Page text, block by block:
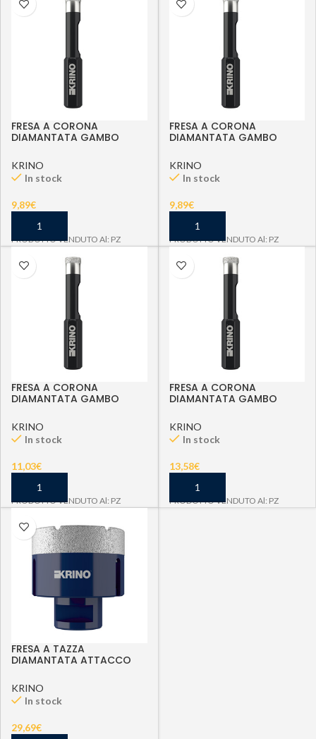
FRESA A CORONA
DIAMANTATA GAMBO
KRINO
In stock
9,89€
PRODOTTO VENDUTO Al: PZ
FRESA A CORONA
DIAMANTATA GAMBO
KRINO
In stock
9,89€
PRODOTTO VENDUTO Al: PZ
FRESA A CORONA
DIAMANTATA GAMBO
KRINO
In stock
11,03€
PRODOTTO VENDUTO Al: PZ
FRESA A CORONA
DIAMANTATA GAMBO
KRINO
In stock
13,58€
PRODOTTO VENDUTO Al: PZ
FRESA A TAZZA
DIAMANTATA ATTACCO
KRINO
In stock
29,69€